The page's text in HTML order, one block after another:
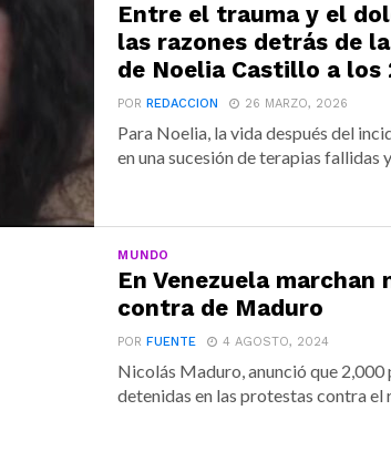
Entre el trauma y el
las razones detrás de
de Noelia Castillo a los
PORREDACCION 26 MARZO, 2026
Para Noelia, la vida después del
en una sucesión de terapias fallidas
MUNDO
En Venezuela marchan
contra de Maduro
PORFUENTE 4 AGOSTO, 2024
Nicolás Maduro, anunció que 2,000
detenidas en las protestas contra el